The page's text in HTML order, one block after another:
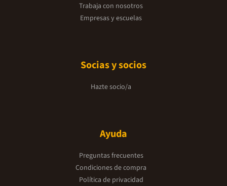
Trabaja con nosotros
Empresas y escuelas
Socias y socios
Hazte socio/a
Ayuda
Preguntas frecuentes
Condiciones de compra
Política de privacidad